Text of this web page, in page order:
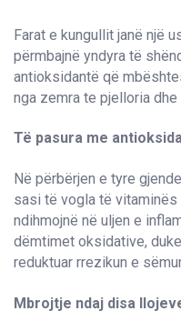
Farat e kungullit janë një
përmbajnë yndyra të
antioksidantë që
nga zemra te pjelloria
Të pasura me
Në përbërjen e tyre
sasi të vogla të vitaminës
ndihmojnë në uljen e
dëmtimet oksidative,
reduktuar rrezikun e
Mbrojtje ndaj disa